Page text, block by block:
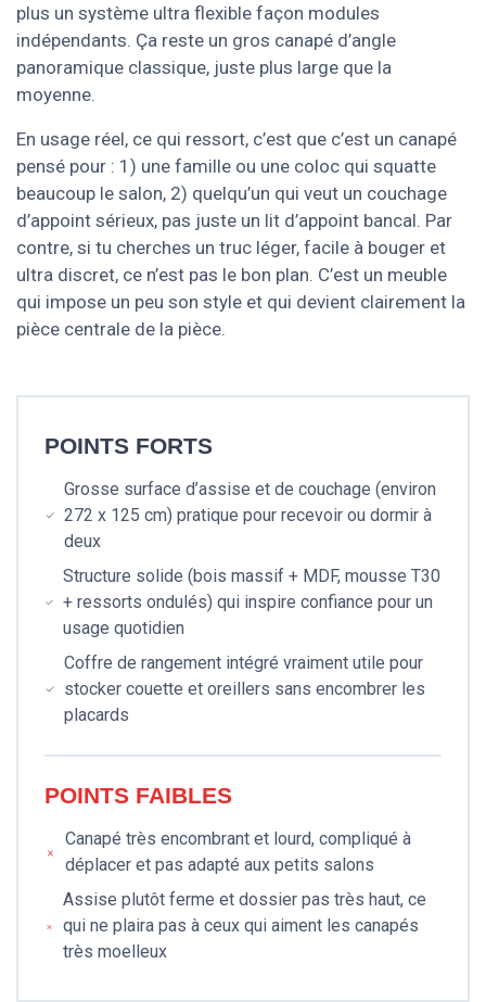
plus un système ultra flexible façon modules
indépendants. Ça reste un gros canapé d’angle
panoramique classique, juste plus large que la
moyenne.
En usage réel, ce qui ressort, c’est que c’est un canapé
pensé pour : 1) une famille ou une coloc qui squatte
beaucoup le salon, 2) quelqu’un qui veut un couchage
d’appoint sérieux, pas juste un lit d’appoint bancal. Par
contre, si tu cherches un truc léger, facile à bouger et
ultra discret, ce n’est pas le bon plan. C’est un meuble
qui impose un peu son style et qui devient clairement la
pièce centrale de la pièce.
POINTS FORTS
Grosse surface d’assise et de couchage (environ
272 x 125 cm) pratique pour recevoir ou dormir à
deux
Structure solide (bois massif + MDF, mousse T30
+ ressorts ondulés) qui inspire confiance pour un
usage quotidien
Coffre de rangement intégré vraiment utile pour
stocker couette et oreillers sans encombrer les
placards
POINTS FAIBLES
Canapé très encombrant et lourd, compliqué à
déplacer et pas adapté aux petits salons
Assise plutôt ferme et dossier pas très haut, ce
qui ne plaira pas à ceux qui aiment les canapés
très moelleux